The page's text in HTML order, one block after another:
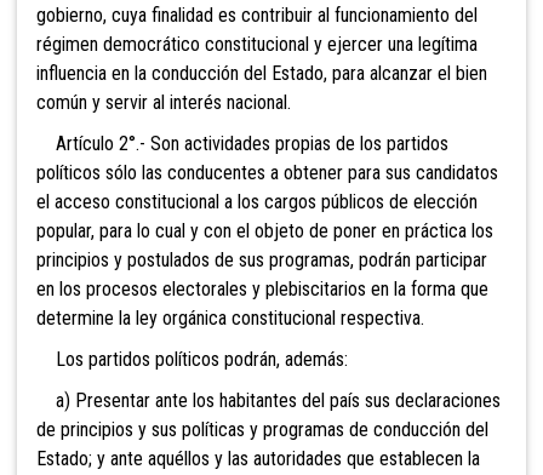
gobierno, cuya finalidad es contribuir al funcionamiento del
régimen democrático constitucional y ejercer una legítima
influencia en la conducción del Estado, para alcanzar el bien
común y servir al interés nacional.
Artículo 2°.- Son actividades propias de los partidos
políticos sólo las conducentes a obtener para sus candidatos
el acceso constitucional a los cargos públicos de elección
popular, para lo cual y con el objeto de poner en práctica los
principios y postulados de sus programas, podrán participar
en los procesos electorales y plebiscitarios en la forma que
determine la ley orgánica constitucional respectiva.
Los partidos políticos podrán, además:
a) Presentar ante los habitantes del país sus declaraciones
de principios y sus políticas y programas de conducción del
Estado; y ante aquéllos y las autoridades que establecen la